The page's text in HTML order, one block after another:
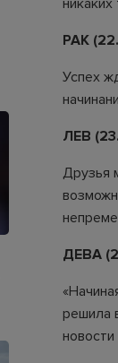
РАК
Успех
ЛЕВ
Друзья
ДЕВА
решила